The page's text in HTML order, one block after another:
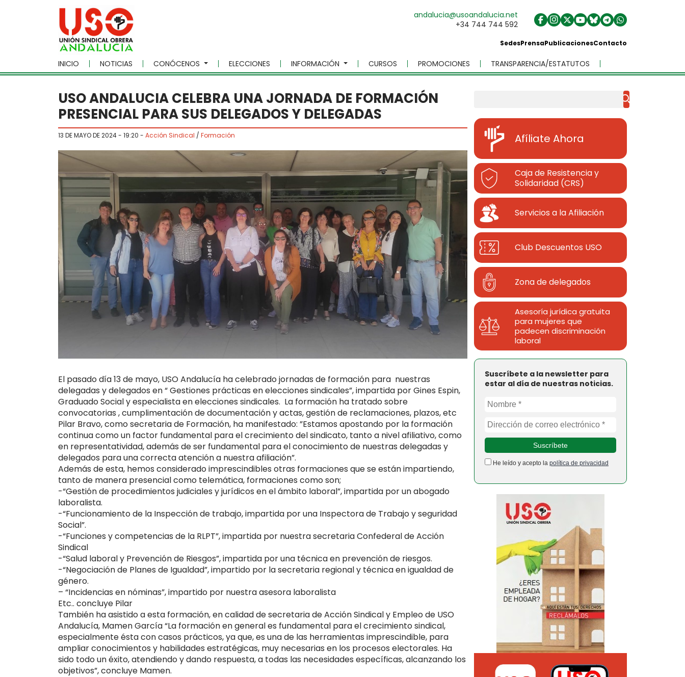
Skip to main content
andalucia@usoandalucia.net
+34 744 744 592
SedesPrensaPublicacionesContacto
INICIO NOTICIAS CONÓCENOS ELECCIONES INFORMACIÓN CURSOS PROMOCIONES TRANSPARENCIA/ESTATUTOS
USO ANDALUCIA CELEBRA UNA JORNADA DE FORMACIÓN
PRESENCIAL PARA SUS DELEGADOS Y DELEGADAS
13 DE MAYO DE 2024 - 19:20 - Acción Sindical / Formación
El pasado día 13 de mayo, USO Andalucía ha celebrado jornadas de formación para nuestras
delegadas y delegados en “ Gestiones prácticas en elecciones sindicales”, impartida por Gines Espin,
Graduado Social y especialista en elecciones sindicales. La formación ha tratado sobre
convocatorias , cumplimentación de documentación y actas, gestión de reclamaciones, plazos, etc
Pilar Bravo, como secretaria de Formación, ha manifestado: ”Estamos apostando por la formación
continua como un factor fundamental para el crecimiento del sindicato, tanto a nivel afiliativo, como
en representatividad, además de ser fundamental para el conocimiento de nuestras delegadas y
delegados para una correcta atención a nuestra afiliación”.
Además de esta, hemos considerado imprescindibles otras formaciones que se están impartiendo,
tanto de manera presencial como telemática, formaciones como son;
-“Gestión de procedimientos judiciales y jurídicos en el ámbito laboral”, impartida por un abogado
laboralista.
-“Funcionamiento de la Inspección de trabajo, impartida por una Inspectora de Trabajo y seguridad
Social”.
-“Funciones y competencias de la RLPT”, impartida por nuestra secretaria Confederal de Acción
Sindical
-“Salud laboral y Prevención de Riesgos”, impartida por una técnica en prevención de riesgos.
-“Negociación de Planes de Igualdad”, impartido por la secretaria regional y técnica en igualdad de
género.
– “Incidencias en nóminas”, impartido por nuestra asesora laboralista
Etc.. concluye Pilar
También ha asistido a esta formación, en calidad de secretaria de Acción Sindical y Empleo de USO
Andalucía, Mamen García “La formación en general es fundamental para el crecimiento sindical,
especialmente ésta con casos prácticos, ya que, es una de las herramientas imprescindible, para
ampliar conocimientos y habilidades estratégicas, muy necesarias en los procesos electorales. Ha
sido todo un éxito, atendiendo y dando respuesta, a todas las necesidades específicas, alcanzando los
objetivos”, concluye Mamen.
Afíliate Ahora
Caja de Resistencia y
Solidaridad (CRS)
Servicios a la Afiliación
Club Descuentos USO
Zona de delegados
Asesoría jurídica gratuita
para mujeres que
padecen discriminación
laboral
Suscríbete a la newsletter para
estar al día de nuestras noticias.
He leído y acepto la política de privacidad